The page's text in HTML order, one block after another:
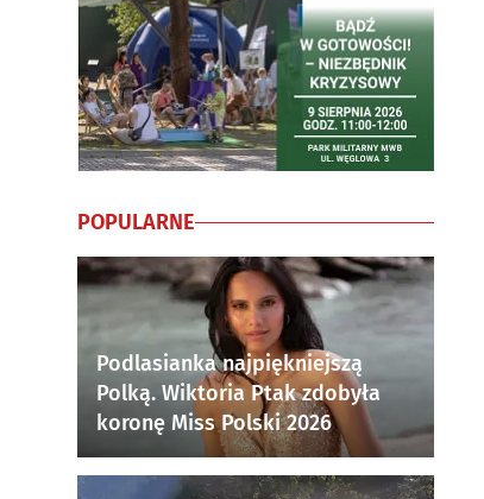
POPULARNE
Podlasianka najpiękniejszą
Polką. Wiktoria Ptak zdobyła
koronę Miss Polski 2026